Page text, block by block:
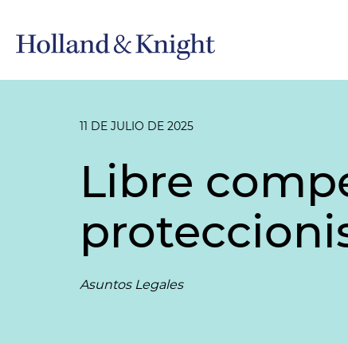
11 DE JULIO DE 2025
Libre
Asuntos Legales